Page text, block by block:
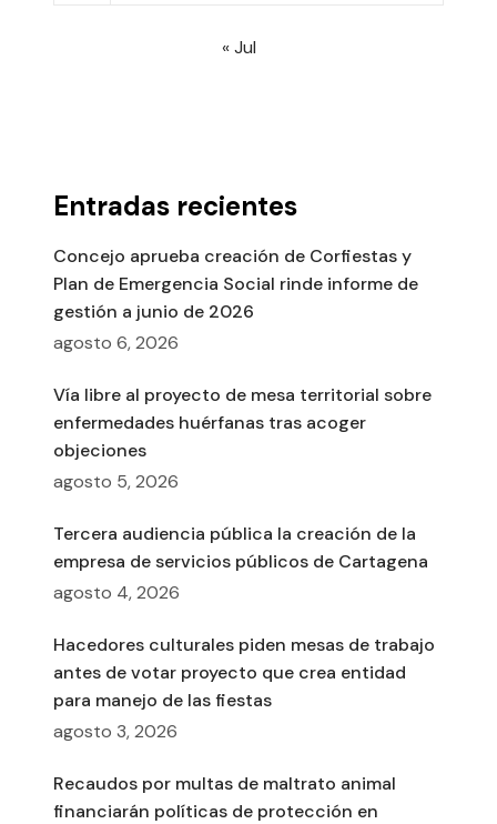
« Jul
Entradas recientes
Concejo aprueba creación de Corfiestas y
Plan de Emergencia Social rinde informe de
gestión a junio de 2026
agosto 6, 2026
Vía libre al proyecto de mesa territorial sobre
enfermedades huérfanas tras acoger
objeciones
agosto 5, 2026
Tercera audiencia pública la creación de la
empresa de servicios públicos de Cartagena
agosto 4, 2026
Hacedores culturales piden mesas de trabajo
antes de votar proyecto que crea entidad
para manejo de las fiestas
agosto 3, 2026
Recaudos por multas de maltrato animal
financiarán políticas de protección en